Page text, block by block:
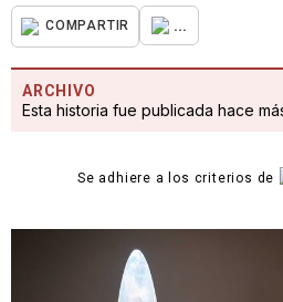
COMPARTIR ...
ARCHIVO
Esta historia fue publicada hace
Se adhiere a los criterios de